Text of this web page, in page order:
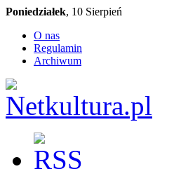
Poniedziałek, 10 Sierpień
O nas
Regulamin
Archiwum